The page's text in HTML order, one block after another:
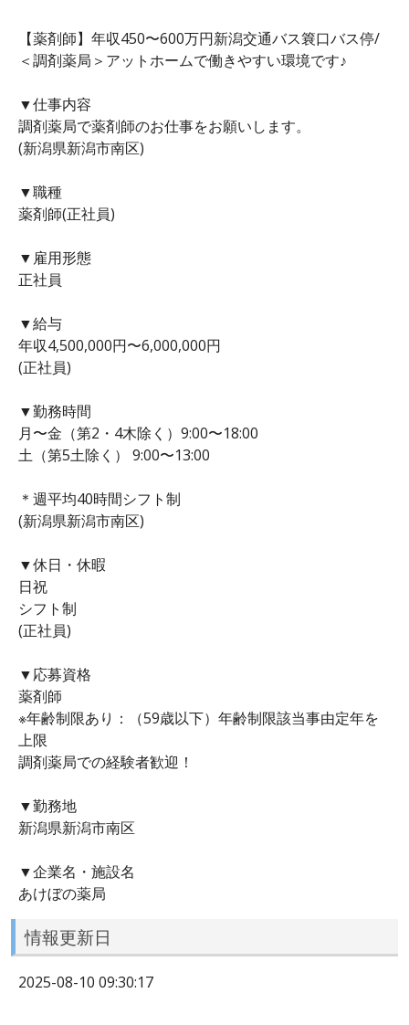
【薬剤師】年収450〜600万円新潟交通バス簔口バス停/
＜調剤薬局＞アットホームで働きやすい環境です♪
▼仕事内容
調剤薬局で薬剤師のお仕事をお願いします。
(新潟県新潟市南区)
▼職種
薬剤師(正社員)
▼雇用形態
正社員
▼給与
年収4,500,000円〜6,000,000円
(正社員)
▼勤務時間
月〜金（第2・4木除く）9:00〜18:00
土（第5土除く） 9:00〜13:00
＊週平均40時間シフト制
(新潟県新潟市南区)
▼休日・休暇
日祝
シフト制
(正社員)
▼応募資格
薬剤師
※年齢制限あり：（59歳以下）年齢制限該当事由定年を
上限
調剤薬局での経験者歓迎！
▼勤務地
新潟県新潟市南区
▼企業名・施設名
あけぼの薬局
情報更新日
2025-08-10 09:30:17